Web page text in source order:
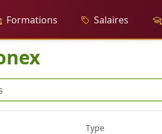
Formations Salaires
Type